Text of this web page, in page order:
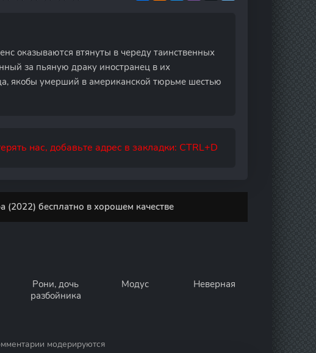
оказываются втянуты в череду таинственных
за пьяную драку иностранец в их
якобы умерший в американской тюрьме шестью
нас, добавьте адрес в закладки: CTRL+D
(2022) бесплатно в хорошем качестве
Рони, дочь
разбойника
Модус Неверная
модерируются